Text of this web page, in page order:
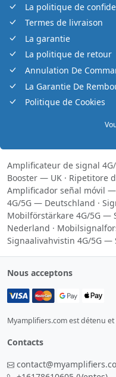
La politique de
Termes de livraison
La garantie
La politique de retour
Annulation De
La Garantie De
Politique de Cookies
Amplificateur de signal
Booster — UK · Ripetitore
Amplificador señal móvil —
4G/5G — Deutschland ·
Mobilförstärkare 4G/5G —
Nederland ·
Signaalivahvistin 4G/5G —
Nous acceptons
Myamplifiers.com est détenu
Contacts